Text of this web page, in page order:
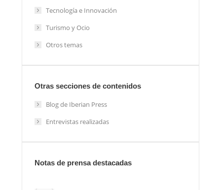
Tecnología e Innovación
Turismo y Ocio
Otros temas
Otras secciones de contenidos
Blog de Iberian Press
Entrevistas realizadas
Notas de prensa destacadas